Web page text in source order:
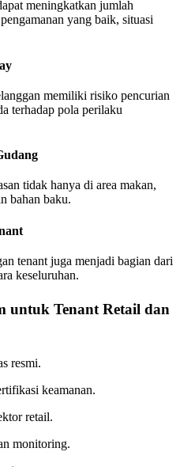
meningkatkan jumlah
yang baik, situasi
memiliki risiko pencurian
terhadap pola perilaku
tidak hanya di area makan,
bahan baku.
tenant juga menjadi bagian dari
keseluruhan.
untuk Tenant Retail dan
resmi.
keamanan.
retail.
monitoring.